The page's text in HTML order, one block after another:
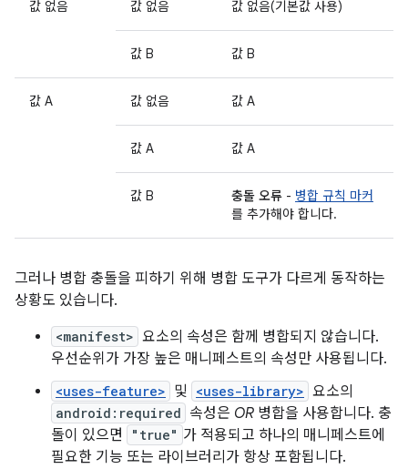
값 없음 값 없음 값 없음(기본값 사용)
값 B 값 B
값 A 값 없음 값 A
값 A 값 A
값 B 충돌 오류 - 병합 규칙 마커
를 추가해야 합니다.
그러나 병합 충돌을 피하기 위해 병합 도구가 다르게 동작하는
상황도 있습니다.
<manifest> 요소의 속성은 함께 병합되지 않습니다.
우선순위가 가장 높은 매니페스트의 속성만 사용됩니다.
<uses-feature> 및 <uses-library> 요소의
android:required 속성은 OR 병합을 사용합니다. 충
돌이 있으면
"true" 가 적용되고 하나의 매니페스트에
필요한 기능 또는 라이브러리가 항상 포함됩니다.